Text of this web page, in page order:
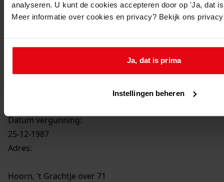
analyseren. U kunt de cookies accepteren door op 'Ja, dat
Meer informatie over cookies en privacy? Bekijk ons
Ja, dat is prima
Instellingen beheren
1365Bouw woning met garage, onderdeel 11 O-
Energiewoningen, 1987
Datering:
Beschrijving:
Bouw woning met garage, onderdeel 11 O-
Datum vergunning:
25-12-1987
Adres:
Hoorn, 't Grachtje over 71